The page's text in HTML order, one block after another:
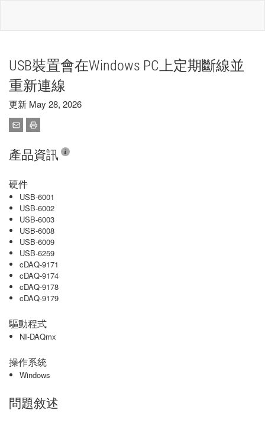
USB裝置會在Windows PC上定期斷線並
重新連線
更新 May 28, 2026
產品資訊
硬件
USB-6001
USB-6002
USB-6003
USB-6008
USB-6009
USB-6259
cDAQ-9171
cDAQ-9174
cDAQ-9178
cDAQ-9179
驅動程式
NI-DAQmx
操作系統
Windows
問題敘述